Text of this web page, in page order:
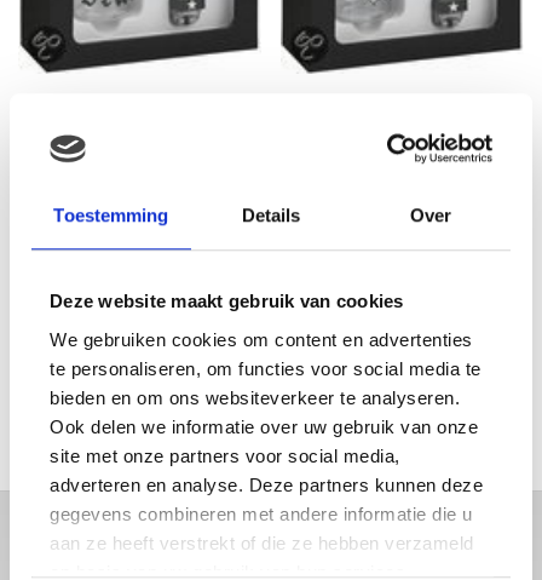
Toestemming Details Over
Deze website maakt gebruik van cookies
We gebruiken cookies om content en advertenties
te personaliseren, om functies voor social media te
bieden en om ons websiteverkeer te analyseren.
Ook delen we informatie over uw gebruik van onze
site met onze partners voor social media,
adverteren en analyse. Deze partners kunnen deze
gegevens combineren met andere informatie die u
aan ze heeft verstrekt of die ze hebben verzameld
Set Pirate
Gift Set Tattoo
FILTER OP PRIJS
Min.
prijs
Max.
prijs
FILTER